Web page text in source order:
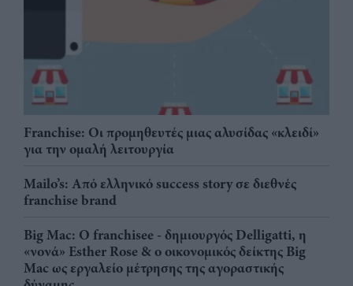
Franchise: Οι προμηθευτές μιας αλυσίδας «κλειδί»
για την ομαλή λειτουργία
Mailo’s: Από ελληνικό success story σε διεθνές
franchise brand
Big Mac: Ο franchisee - δημιουργός Delligatti, η
«νονά» Esther Rose & ο οικονομικός δείκτης Big
Mac ως εργαλείο μέτρησης της αγοραστικής